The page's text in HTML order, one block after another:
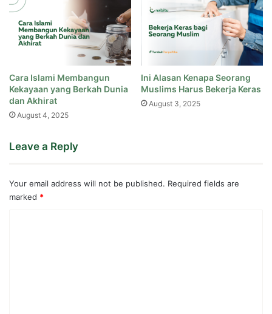
Cara Islami Membangun
Kekayaan yang Berkah Dunia
dan Akhirat
August 4, 2025
Ini Alasan Kenapa Seorang
Muslims Harus Bekerja Keras
August 3, 2025
Leave a Reply
Your email address will not be published. Required fields are
marked *